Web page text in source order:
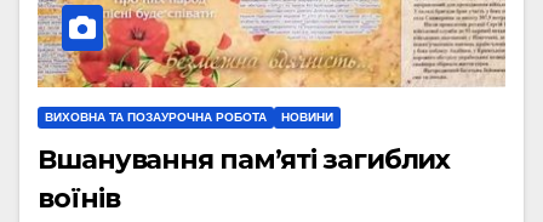
ВИХОВНА ТА ПОЗАУРОЧНА РОБОТА НОВИНИ
Вшанування пам’яті загиблих
воїнів